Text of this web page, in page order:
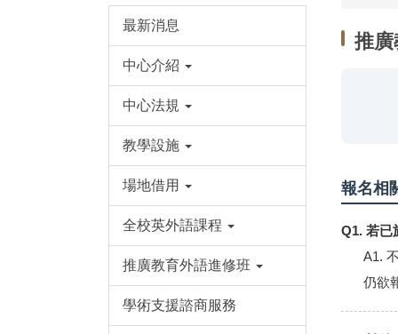
最新消息
中心介紹
中心法規
教學設施
場地借用
全校英外語課程
推廣教育外語進修班
學術支援諮商服務
推
報名相
Q1. 若已
A1.
仍欲